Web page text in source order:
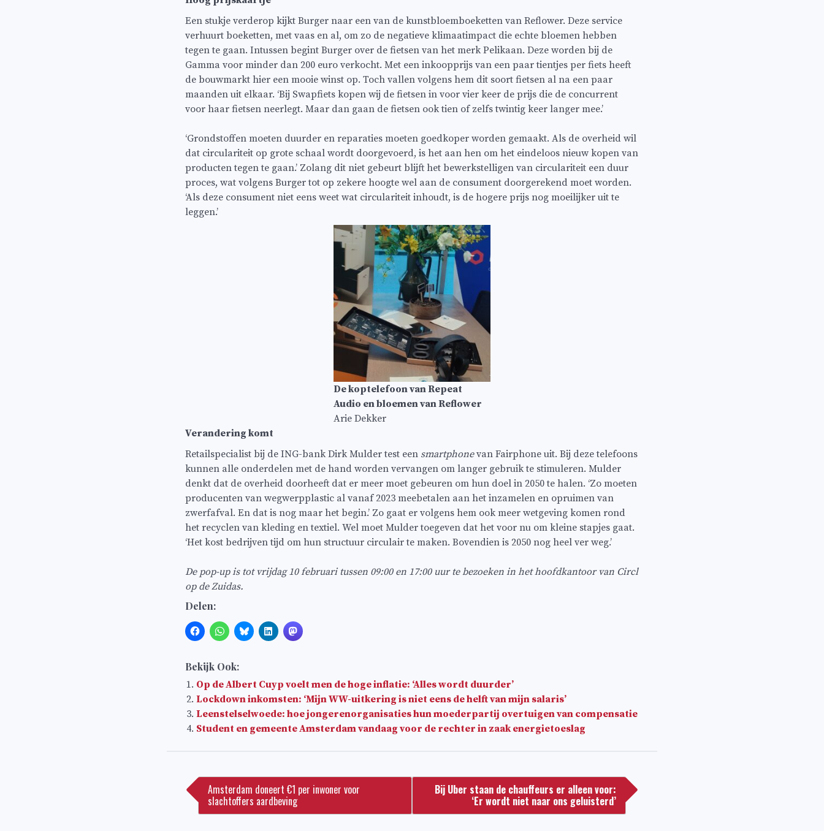
Een stukje verderop kijkt Burger naar een van de kunstbloemboeketten van Reflower. Deze service
verhuurt boeketten, met vaas en al, om zo de negatieve klimaatimpact die echte bloemen hebben
tegen te gaan. Intussen begint Burger over de fietsen van het merk Pelikaan. Deze worden bij de
Gamma voor minder dan 200 euro verkocht. Met een inkoopprijs van een paar tientjes per fiets heeft
de bouwmarkt hier een mooie winst op. Toch vallen volgens hem dit soort fietsen al na een paar
maanden uit elkaar. ‘Bij Swapfiets kopen wij de fietsen in voor vier keer de prijs die de concurrent
voor haar fietsen neerlegt. Maar dan gaan de fietsen ook tien of zelfs twintig keer langer mee.’
‘Grondstoffen moeten duurder en reparaties moeten goedkoper worden gemaakt. Als de overheid wil
dat circulariteit op grote schaal wordt doorgevoerd, is het aan hen om het eindeloos nieuw kopen van
producten tegen te gaan.’ Zolang dit niet gebeurt blijft het bewerkstelligen van circulariteit een duur
proces, wat volgens Burger tot op zekere hoogte wel aan de consument doorgerekend moet worden.
‘Als deze consument niet eens weet wat circulariteit inhoudt, is de hogere prijs nog moeilijker uit te
leggen.’
De koptelefoon van Repeat
Audio en bloemen van Reflower
Arie Dekker
Verandering komt
Retailspecialist bij de ING-bank Dirk Mulder test een smartphonevan Fairphone uit. Bij deze telefoons
kunnen alle onderdelen met de hand worden vervangen om langer gebruik te stimuleren. Mulder
denkt dat de overheid doorheeft dat er meer moet gebeuren om hun doel in 2050 te halen. ‘Zo moeten
producenten van wegwerpplastic al vanaf 2023 meebetalen aan het inzamelen en opruimen van
zwerfafval. En dat is nog maar het begin.’ Zo gaat er volgens hem ook meer wetgeving komen rond
het recyclen van kleding en textiel. Wel moet Mulder toegeven dat het voor nu om kleine stapjes gaat.
‘Het kost bedrijven tijd om hun structuur circulair te maken. Bovendien is 2050 nog heel ver weg.’
De pop-up is tot vrijdag 10 februari tussen 09:00 en 17:00 uur te bezoeken in het hoofdkantoor van Circl
op de Zuidas.
Delen:
Bekijk Ook:
Op de Albert Cuyp voelt men de hoge inflatie: ‘Alles wordt duurder’
Lockdown inkomsten: ‘Mijn WW-uitkering is niet eens de helft van mijn salaris’
Leenstelselwoede: hoe jongerenorganisaties hun moederpartij overtuigen van compensatie
Student en gemeente Amsterdam vandaag voor de rechter in zaak energietoeslag
navigatie
Amsterdam doneert €1 per inwoner voor
slachtoffers aardbeving
Bij Uber staan de chauffeurs er alleen voor:
‘Er wordt niet naar ons geluisterd’